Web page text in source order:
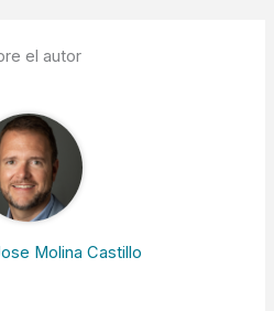
el autor
Molina Castillo